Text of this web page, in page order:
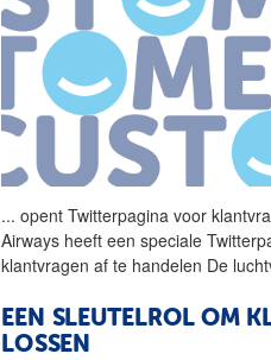
... opent Twitterpagina voor
Airways heeft een speciale
klantvragen af te handelen De
EEN SLEUTELROL OM
LOSSEN